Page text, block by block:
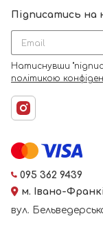
Підписатись на
Натиснувши
політикою
095 362 9439
м. Івано-
вул.